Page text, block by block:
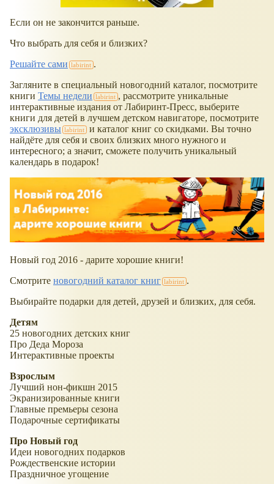
Если он не закончится раньше.
Что выбрать для себя и близких?
Решайте сами
.
Загляните в специальный новогодний каталог, посмотрите
книги Темы недели
, рассмотрите уникальные
интерактивные издания от Лабиринт-Пресс, выберите
книги для детей в лучшем детском навигаторе, посмотрите
эксклюзивы
и каталог книг со скидками. Вы точно
найдёте для себя и своих близких много нужного и
интересного; а значит, сможете получить уникальный
календарь в подарок!
Новый год 2016 - дарите хорошие книги!
Смотрите новогодний каталог книг
.
Выбирайте подарки для детей, друзей и близких, для себя.
Детям
25 новогодних детских книг
Про Деда Мороза
Интерактивные проекты
Взрослым
Лучший нон-фикшн 2015
Экранизированные книги
Главные премьеры сезона
Подарочные сертификаты
Про Новый год
Идеи новогодних подарков
Рождественские истории
Праздничное угощение